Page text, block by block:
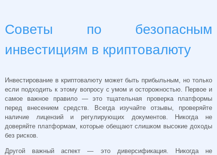
Советы по безопасным
инвестициям в криптовалюту
Инвестирование в криптовалюту может быть прибыльным, но только
если подходить к этому вопросу с умом и осторожностью. Первое и
самое важное правило — это тщательная проверка платформы
перед внесением средств. Всегда изучайте отзывы, проверяйте
наличие лицензий и регулирующих документов. Никогда не
доверяйте платформам, которые обещают слишком высокие доходы
без рисков.
Другой важный аспект — это диверсификация. Никогда не